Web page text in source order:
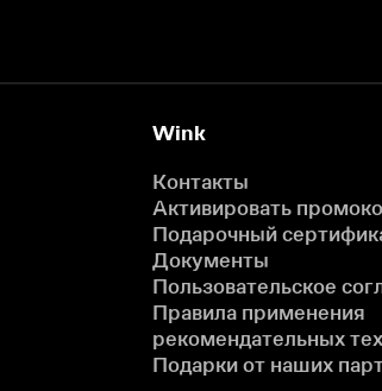
Wink
Контакты
Активировать
Подарочный
Документы
Пользовательское
Правила применения
рекомендательных
Подарки от наших